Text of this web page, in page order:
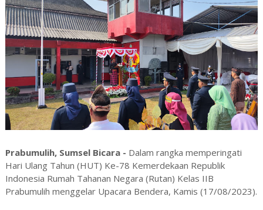
Prabumulih, Sumsel Bicara - Dalam rangka memperingati
Hari Ulang Tahun (HUT) Ke-78 Kemerdekaan Republik
Indonesia Rumah Tahanan Negara (Rutan) Kelas IIB
Prabumulih menggelar Upacara Bendera, Kamis (17/08/2023).